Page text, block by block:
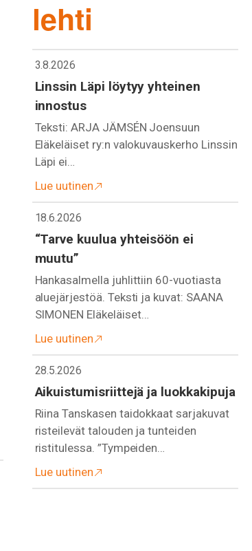
lehti
3.8.2026
Linssin Läpi löytyy yhteinen
innostus
Teksti: ARJA JÄMSÉN Joensuun
Eläkeläiset ry:n valokuvauskerho Linssin
Läpi ei…
Lue uutinen
18.6.2026
“Tarve kuulua yhteisöön ei
muutu”
Hankasalmella juhlittiin 60-vuotiasta
aluejärjestöä. Teksti ja kuvat: SAANA
SIMONEN Eläkeläiset…
Lue uutinen
28.5.2026
Aikuistumisriittejä ja luokkakipuja
Riina Tanskasen taidokkaat sarjakuvat
risteilevät talouden ja tunteiden
ristitulessa. ”Tympeiden…
Lue uutinen